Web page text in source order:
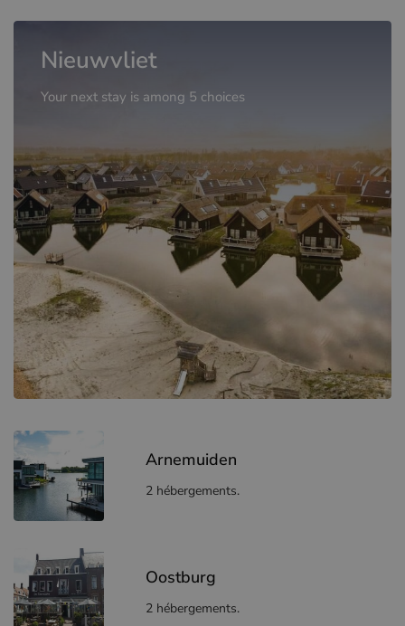
Nieuwvliet
Your next stay is among 5 choices
Arnemuiden
2 hébergements.
Oostburg
2 hébergements.